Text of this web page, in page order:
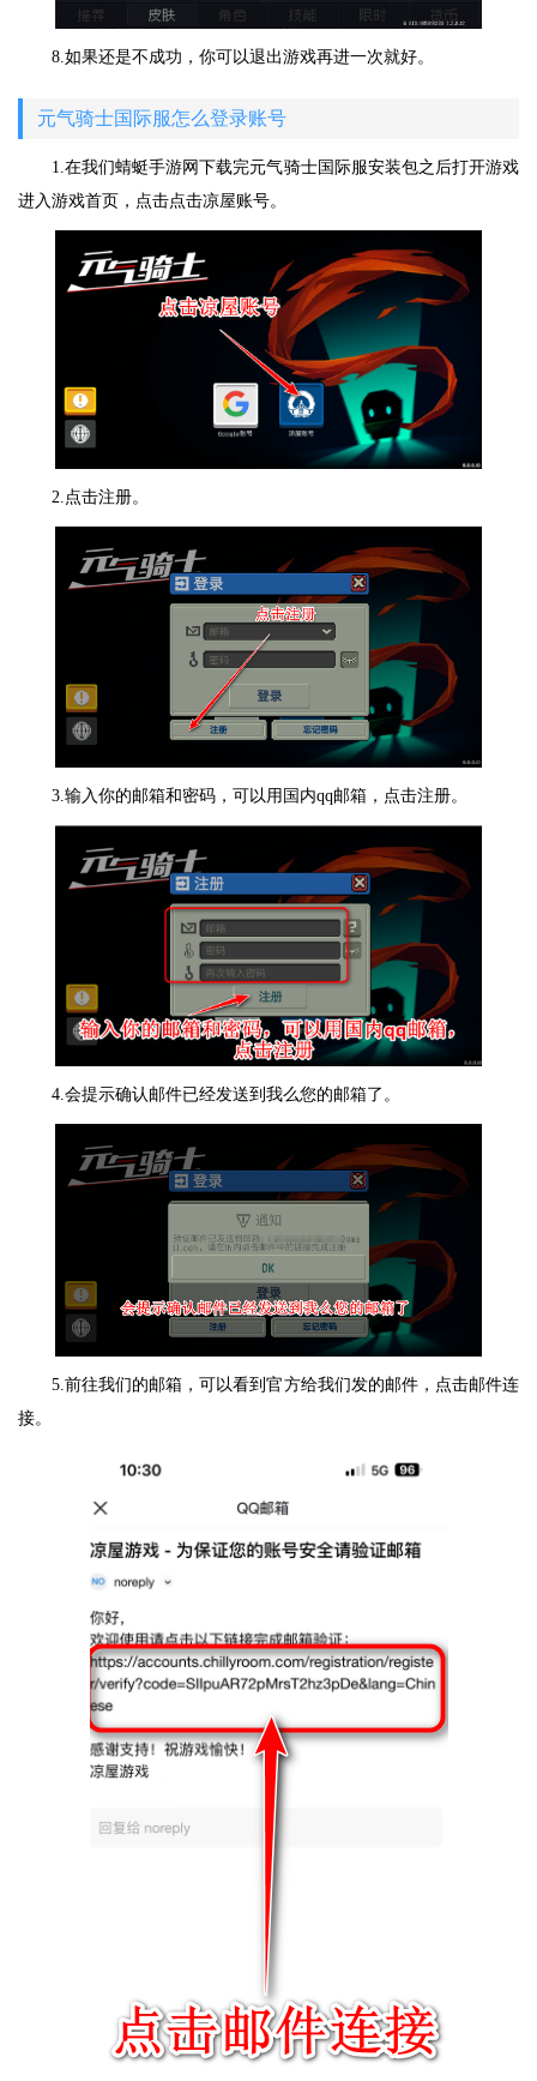
8.如果还是不成功，你可以退出游戏再进一次就好。
元气骑士国际服怎么登录账号
1.在我们蜻蜓手游网下载完元气骑士国际服安装包之后打开游戏
进入游戏首页，点击点击凉屋账号。
2.点击注册。
3.输入你的邮箱和密码，可以用国内qq邮箱，点击注册。
4.会提示确认邮件已经发送到我么您的邮箱了。
5.前往我们的邮箱，可以看到官方给我们发的邮件，点击邮件连
接。